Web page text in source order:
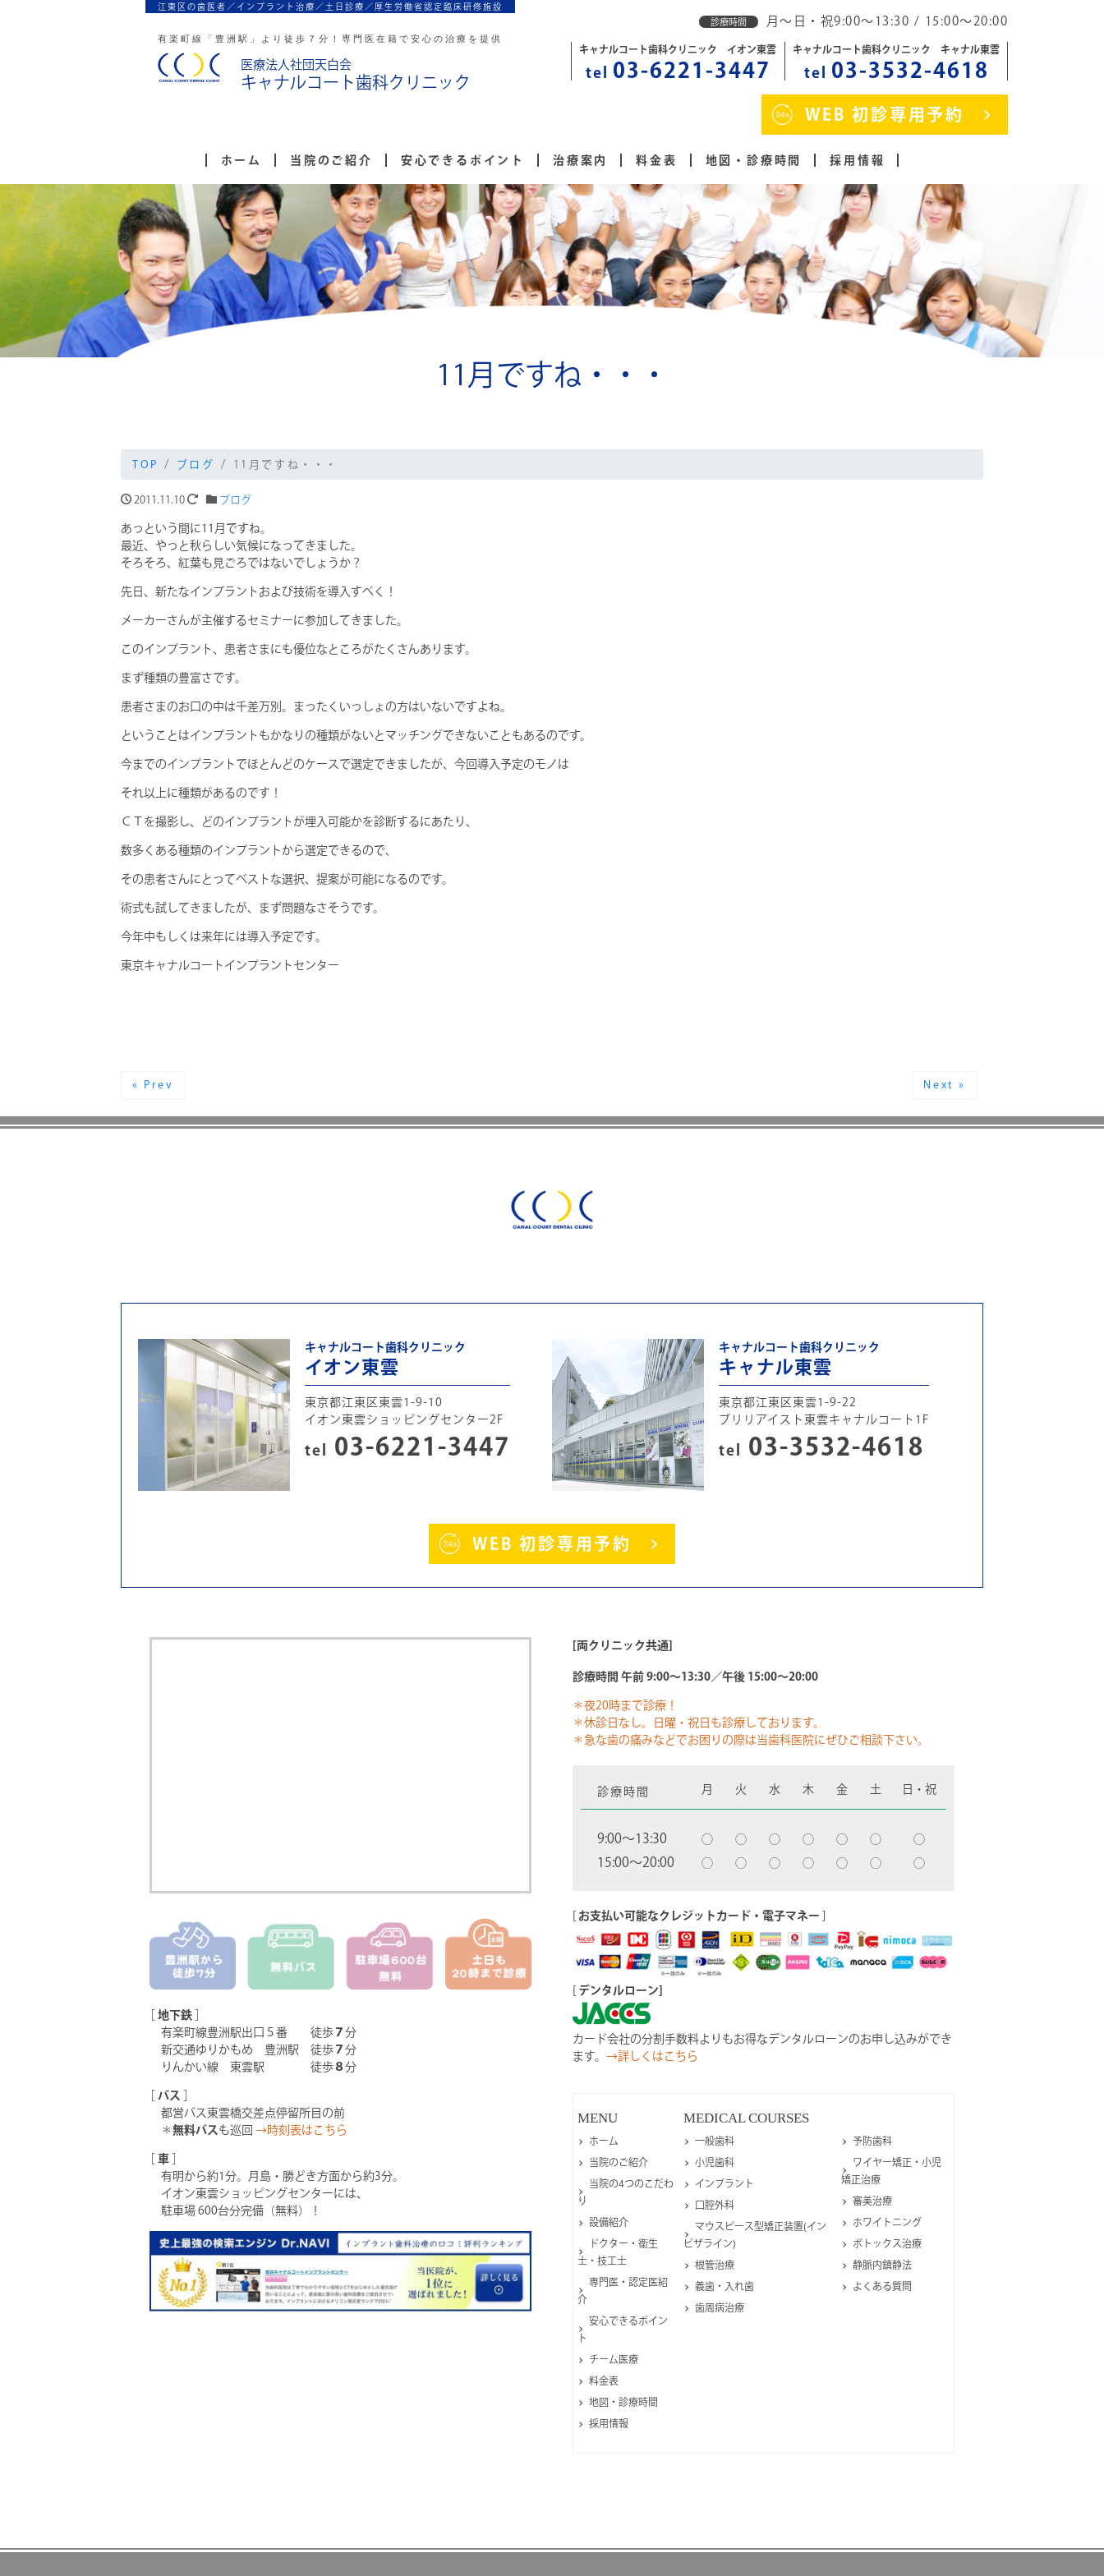
江東区の歯医者／インプラント治療／ 土日診療／厚生労働省認定臨床研修施設
有楽町線「豊洲駅」より徒歩７分！ 専門医在籍で安心の治療を提供
医療法人社団天白会
キャナルコート歯科クリニック
診療時間 月～日・祝9:00～13:30 / 15:00～20:00
キャナルコート歯科クリニック イオン東雲
tel 03-6221-3447
キャナルコート歯科クリニック キャナル東雲
tel 03-3532-4618
WEB 初診専用予約
ホーム 当院のご紹介 安心できるポイント 治療案内 料金表 地図・診療時間 採用情報
11月ですね・・・
TOP ブログ 11月ですね・・・
2011.11.10 ブログ
あっという間に11月ですね。
最近、やっと秋らしい気候になってきました。
そろそろ、紅葉も見ごろではないでしょうか？
先日、新たなインプラントおよび技術を導入すべく！
メーカーさんが主催するセミナーに参加してきました。
このインプラント、患者さまにも優位なところがたくさんあります。
まず種類の豊富さです。
患者さまのお口の中は千差万別。まったくいっしょの方はいないですよね。
ということはインプラントもかなりの種類がないとマッチングできないこともあるのです。
今までのインプラントでほとんどのケースで選定できましたが、今回導入予定のモノは
それ以上に種類があるのです！
ＣＴを撮影し、どのインプラントが埋入可能かを診断するにあたり、
数多くある種類のインプラントから選定できるので、
その患者さんにとってベストな選択、提案が可能になるのです。
術式も試してきましたが、まず問題なさそうです。
今年中もしくは来年には導入予定です。
東京キャナルコートインプラントセンター
« Prev Next »
キャナルコート歯科クリニック
イオン東雲
東京都江東区東雲1-9-10
イオン東雲ショッピングセンター2F
tel 03-6221-3447
キャナルコート歯科クリニック
キャナル東雲
東京都江東区東雲1-9-22
ブリリアイスト東雲キャナルコート1F
tel 03-3532-4618
WEB 初診専用予約
[両クリニック共通]
診療時間 午前 9:00～13:30／午後 15:00～20:00
＊夜20時まで診療！
＊休診日なし。日曜・祝日も診療しております。
＊急な歯の痛みなどでお困りの際は当歯科医院にぜひご相談下さい。
診療時間 月 火 水 木 金 土 日・祝
9:00〜13:30 ◯ ◯ ◯ ◯ ◯ ◯ ◯
15:00〜20:00 ◯ ◯ ◯ ◯ ◯ ◯ ◯
[ お支払い可能なクレジットカード・電子マネー ]
デンタルローン]
カード会社の分割手数料よりもお得なデンタルローンのお申し込みができ
ます。 →詳しくはこちら
地下鉄
有楽町線豊洲駅出口５番 徒歩 ７ 分
新交通ゆりかもめ 豊洲駅 徒歩 ７ 分
りんかい線 東雲駅 徒歩 ８ 分
バス
都営バス東雲橋交差点停留所目の前
＊ 無料バス も巡回 →時刻表はこちら
車
有明から約1分。月島・勝どき方面から約3分。
イオン東雲ショッピングセンターには、
駐車場 600台分完備（無料）！
MENU
ホーム
当院のご紹介
当院の4つのこだわ
り
設備紹介
ドクター・衛生
士・技工士
専門医・認定医紹
介
安心できるポイン
ト
チーム医療
料金表
地図・診療時間
採用情報
MEDICALCOURSES
一般歯科
小児歯科
インプラント
口腔外科
マウスピース型矯正装置(イン
ビザライン)
根管治療
義歯・入れ歯
歯周病治療
予防歯科
ワイヤー矯正・小児
矯正治療
審美治療
ホワイトニング
ボトックス治療
静脈内鎮静法
よくある質問